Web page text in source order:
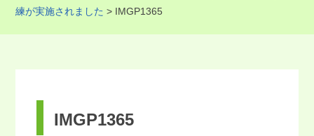
練が実施されました > IMGP1365
IMGP1365